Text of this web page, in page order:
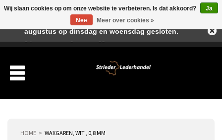
HOME WAXGAREN, WIT , 0,8 MM
Wij slaan cookies op om onze website te verbeteren. Is dat akkoord?
Ja
Nee
Meer over cookies »
Beste klant, I.v.m. de vakantieperiode zijn wij in juli en
augustus op dinsdag en woensdag gesloten.